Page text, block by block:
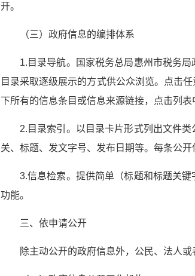
开。
（三）政府信息的编排体系
1.目录导航。国家税务总局惠州市税务
目录采取逐级展示的方式供公众浏览。点击
下所有的信息条目或信息来源链接，点击列
2.目录索引。以目录卡片形式列出文件
关、标题、发文字号、发布日期等。每条公开
3.信息检索。提供简单（标题和标题关
功能。
三、依申请公开
除主动公开的政府信息外，公民、法人